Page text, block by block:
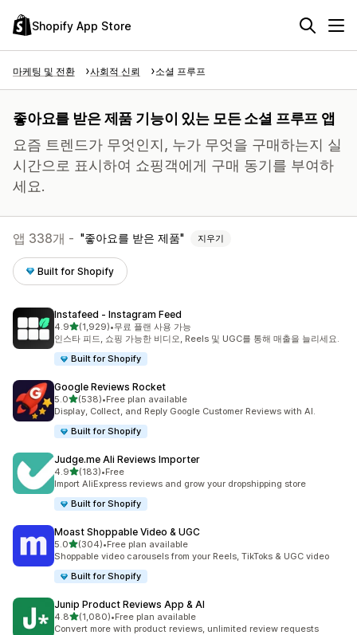
Shopify App Store
마케팅 및 전환 사회적 신뢰 소셜 프루프
좋아요를 받은 제품 기능이 있는 모든 소셜 프루프 앱
요즘 트렌드가 무엇인지, 누가 무엇을 구매하는지 실
시간으로 표시하여 쇼핑객에게 구매 동기를 부여하
세요.
앱 338개 - 좋아요를 받은 제품 지우기
Built for Shopify
Instafeed ‑ Instagram Feed
4.9별 5개 중
(1,929)
총 리뷰 1929개
•무료 플랜 사용 가능
인스타 피드, 쇼핑 가능한 비디오, Reels 및 UGC를 통해 매출을 늘리세요.
Built for Shopify
Google Reviews Rocket
5.0별 5개 중
(538)
총 리뷰 538개
•Free plan available
Display, Collect, and Reply Google Customer Reviews with AI.
Built for Shopify
Judge.me Ali Reviews Importer
4.9별 5개 중
(183)
총 리뷰 183개
•Free
Import AliExpress reviews and grow your dropshipping store
Built for Shopify
Moast Shoppable Video & UGC
5.0별 5개 중
(304)
총 리뷰 304개
•Free plan available
Shoppable video carousels from your Reels, TikToks & UGC video
Built for Shopify
Junip Product Reviews App & AI
4.8별 5개 중
(1,080)
총 리뷰 1080개
•Free plan available
Convert more with product reviews, unlimited review requests